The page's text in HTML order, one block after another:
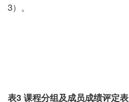
3）。
表3 课程分组及成员成绩评定表